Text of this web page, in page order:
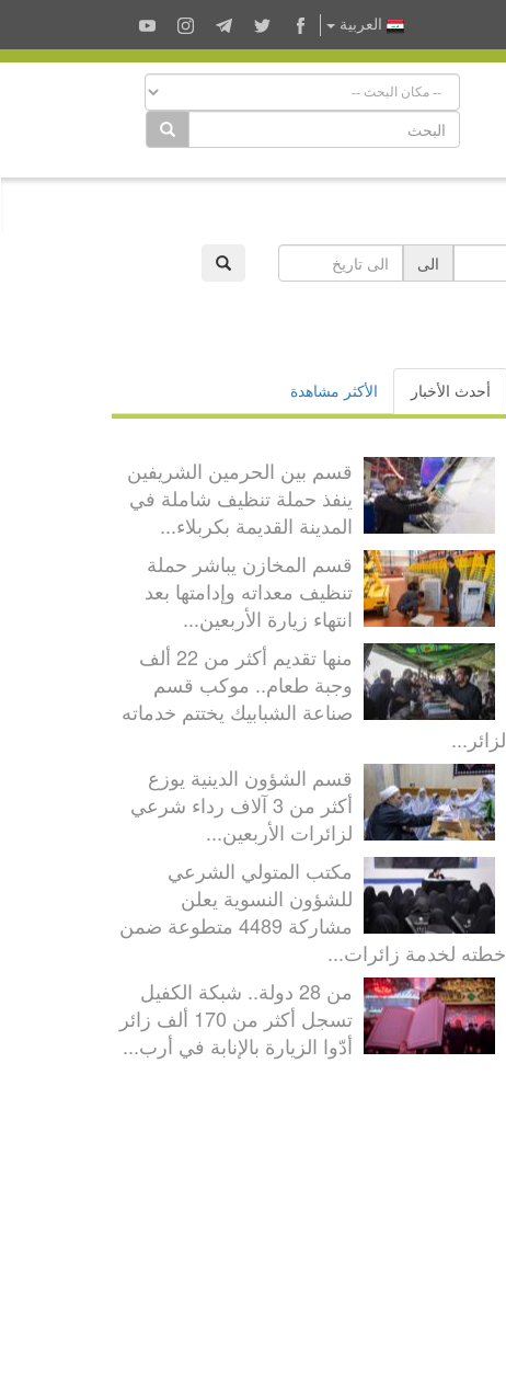
العربية
الى
أحدث الأخبار الأكثر مشاهدة
قسم بين الحرمين الشريفين
ينفذ حملة تنظيف شاملة في
المدينة القديمة بكربلاء...
قسم المخازن يباشر حملة
تنظيف معداته وإدامتها بعد
انتهاء زيارة الأربعين...
منها تقديم أكثر من 22 ألف
وجبة طعام.. موكب قسم
صناعة الشبابيك يختتم خدماته
لزائر...
قسم الشؤون الدينية يوزع
أكثر من 3 آلاف رداء شرعي
لزائرات الأربعين...
مكتب المتولي الشرعي
للشؤون النسوية يعلن
مشاركة 4489 متطوعة ضمن
خطته لخدمة زائرات...
من 28 دولة.. شبكة الكفيل
تسجل أكثر من 170 ألف زائر
أدّوا الزيارة بالإنابة في أرب...